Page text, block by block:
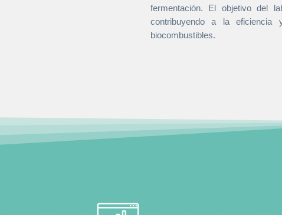
fermentación. El objetivo del
contribuyendo a la eficiencia
biocombustibles.